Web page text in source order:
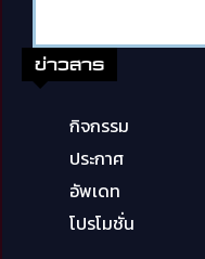
ข่าวสาร
กิจกรรม
ประกาศ
อัพเดท
โปรโมชั่น